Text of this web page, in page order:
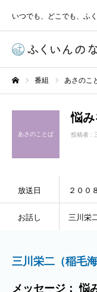
いつでも、どこでも、ふ
番組 あさのこ
あさのことば
悩
投稿者 :
放送日 ２００
お話し 三川栄
三川栄二（稲毛
メッセージ： 悩